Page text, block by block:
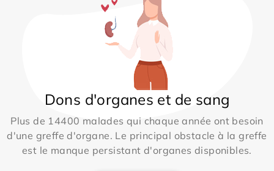
Dons d'organes et de sang
Plus de 14400 malades qui chaque année ont besoin
d'une greffe d'organe. Le principal obstacle à la greffe
est le manque persistant d'organes disponibles.